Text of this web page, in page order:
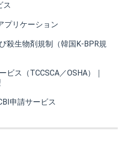
ス
プリケーション
殺生物剤規制（韓国K-BPR規
ビス（TCCSCA／OSHA）｜
申請サービス